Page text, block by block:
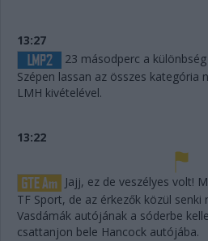
13:27
23 másodperc a
Szépen lassan az összes kategória
LMH kivételével.
13:22
Jajj, ez de veszélyes volt!
TF Sport, de az érkezők közül senki
Vasdámák autójának a sóderbe
csattanjon bele Hancock autójába.